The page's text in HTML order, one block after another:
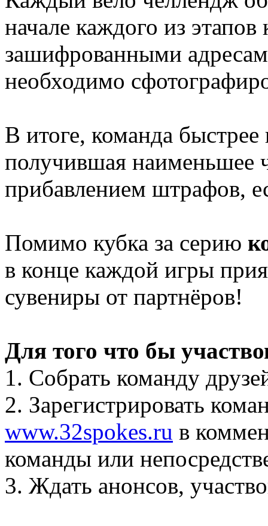
начале каждого из
зашифрованными
необходимо
В итоге, команда
получившая наименьшее
прибавлением штрафов,
Помимо кубка за серию
в конце каждой игры
сувениры от партнёров!
Для того что бы
1. Собрать команду
2. Зарегистрировать
www.32spokes.ru в
команды или
3. Ждать анонсов,